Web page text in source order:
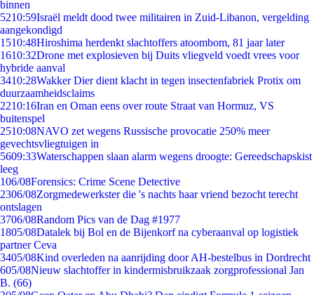
binnen
5210:59Israël meldt dood twee militairen in Zuid-Libanon, vergelding
aangekondigd
1510:48Hiroshima herdenkt slachtoffers atoombom, 81 jaar later
1610:32Drone met explosieven bij Duits vliegveld voedt vrees voor
hybride aanval
3410:28Wakker Dier dient klacht in tegen insectenfabriek Protix om
duurzaamheidsclaims
2210:16Iran en Oman eens over route Straat van Hormuz, VS
buitenspel
2510:08NAVO zet wegens Russische provocatie 250% meer
gevechtsvliegtuigen in
5609:33Waterschappen slaan alarm wegens droogte: Gereedschapskist
leeg
106/08Forensics: Crime Scene Detective
2306/08Zorgmedewerkster die 's nachts haar vriend bezocht terecht
ontslagen
3706/08Random Pics van de Dag #1977
1805/08Datalek bij Bol en de Bijenkorf na cyberaanval op logistiek
partner Ceva
3405/08Kind overleden na aanrijding door AH-bestelbus in Dordrecht
605/08Nieuw slachtoffer in kindermisbruikzaak zorgprofessional Jan
B. (66)